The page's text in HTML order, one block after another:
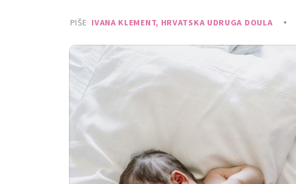
PIŠE IVANA KLEMENT, HRVATSKA UDRUGA DOULA